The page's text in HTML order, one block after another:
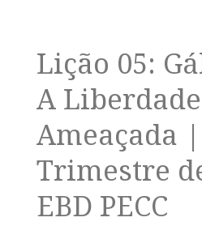
Lição 05:
A
Ameaçada |
Trimestre
EBD PECC